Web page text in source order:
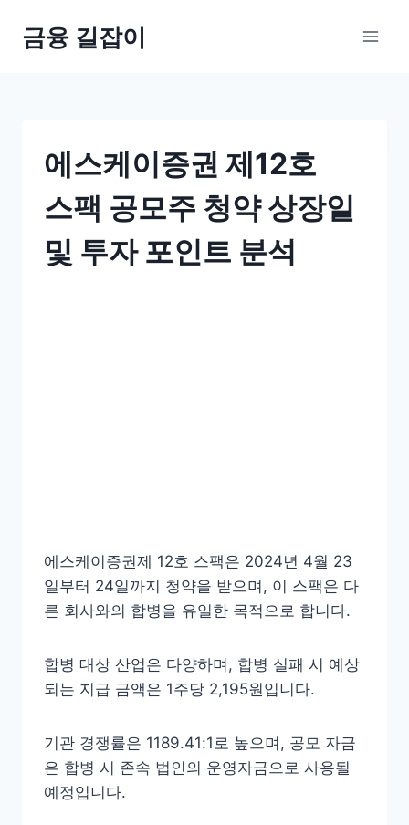
금융 길잡이
에스케이증권 제12호
스팩 공모주 청약 상장일
및 투자 포인트 분석
에스케이증권제 12호 스팩은 2024년 4월 23
일부터 24일까지 청약을 받으며, 이 스팩은 다
른 회사와의 합병을 유일한 목적으로 합니다.
합병 대상 산업은 다양하며, 합병 실패 시 예상
되는 지급 금액은 1주당 2,195원입니다.
기관 경쟁률은 1189.41:1로 높으며, 공모 자금
은 합병 시 존속 법인의 운영자금으로 사용될
예정입니다.